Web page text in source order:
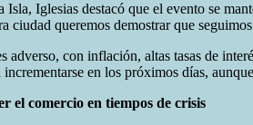
Iglesias destacó que el evento se
ciudad queremos demostrar que
adverso, con inflación, altas tasas de
en los próximos días,
el comercio en tiempos de crisis